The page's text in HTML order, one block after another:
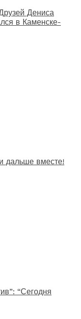
Дениса
в Каменске-
дальше вместе!
“Сегодня